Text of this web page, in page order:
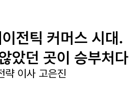
전틱 커머스 시대.
았던 곳이 승부처다
략 이사 고은진